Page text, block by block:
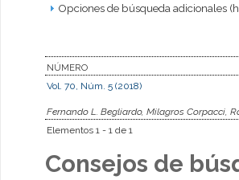
Opciones de búsqueda adicionales
NÚMERO
Vol. 70, Núm. 5 (2018)
Fernando L. Begliardo, Milagros Corpacci,
Elementos 1 - 1 de 1
Consejos de